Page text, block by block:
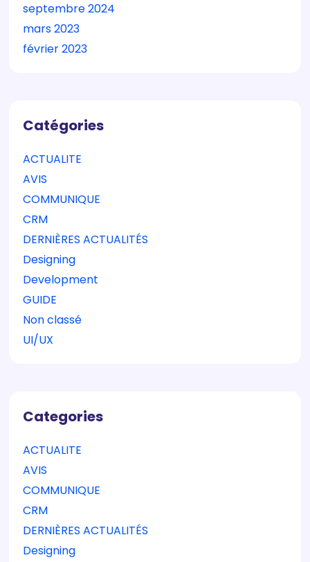
septembre 2024
mars 2023
février 2023
Catégories
ACTUALITE
AVIS
COMMUNIQUE
CRM
DERNIÈRES ACTUALITÉS
Designing
Development
GUIDE
Non classé
UI/UX
Categories
ACTUALITE
AVIS
COMMUNIQUE
CRM
DERNIÈRES ACTUALITÉS
Designing